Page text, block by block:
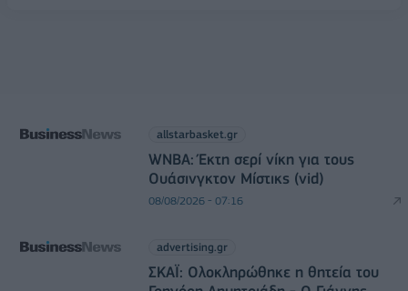
allstarbasket.gr
WNBA: Έκτη σερί νίκη για τους
Ουάσινγκτον Μίστικς (vid)
08/08/2026 - 07:16
advertising.gr
ΣΚΑΪ: Ολοκληρώθηκε η θητεία του